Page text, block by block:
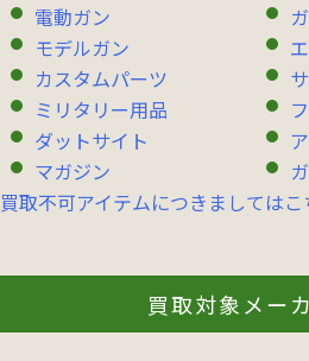
電動ガン
モデルガン
カスタムパーツ
ミリタリー用品
ダットサイト
マガジン
買取不可アイテムにつきましてはこ
買取対象メー